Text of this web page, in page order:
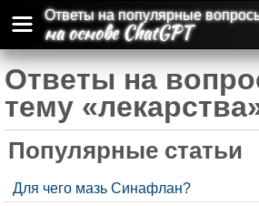
Ответы на популярные
на основе ChatGPT
Ответы на
тему
Популярные статьи
Для чего мазь Синафлан?